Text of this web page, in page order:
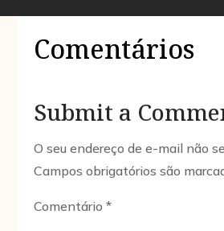
Comentários
Submit a
O seu endereço de e-mail não
Campos obrigatórios são
Comentário*